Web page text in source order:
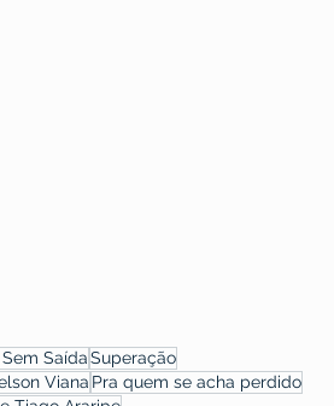
SaídaSuperação
Viana Pra quem se acha perdido